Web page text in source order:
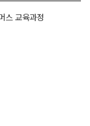
스 교육과정